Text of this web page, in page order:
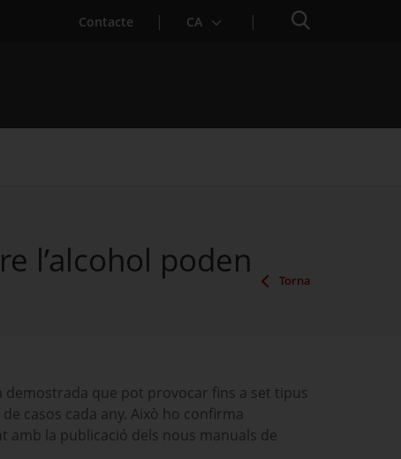
Contacte CA Cercador
l’alcohol poden
Torna
demostrada que pot provocar fins a set tipus
casos cada any. Això ho confirma
amb la publicació dels nous manuals de